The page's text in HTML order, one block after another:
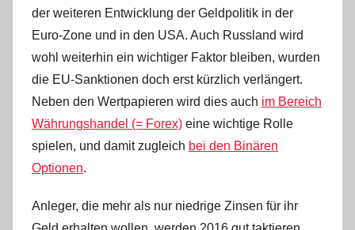
der weiteren Entwicklung der Geldpolitik in der
Euro-Zone und in den USA. Auch Russland wird
wohl weiterhin ein wichtiger Faktor bleiben, wurden
die EU-Sanktionen doch erst kürzlich verlängert.
Neben den Wertpapieren wird dies auch im Bereich
Währungshandel (= Forex) eine wichtige Rolle
spielen, und damit zugleich bei den Binären
Optionen.
Anleger, die mehr als nur niedrige Zinsen für ihr